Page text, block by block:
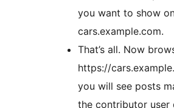
you want to show
cars.example.com.
That’s all. Now
https://
you will see posts
the contributor user